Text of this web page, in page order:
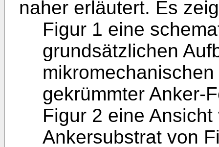
naher erläutert. Es
Figur 1 eine
grundsätzlichen
gekrümmter Anker-
Figur 2 eine
Ankersubstrat von